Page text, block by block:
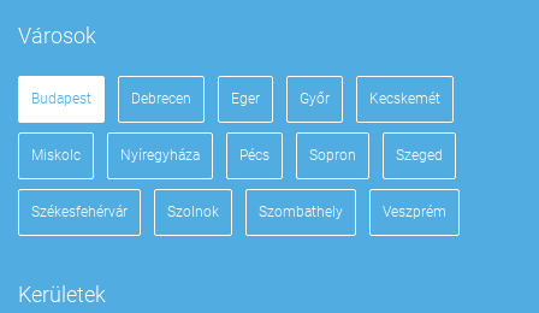
Városok
Budapest Debrecen Eger Győr Kecskemét
Miskolc Nyíregyháza Pécs Sopron Szeged
Székesfehérvár Szolnok Szombathely Veszprém
Kerületek